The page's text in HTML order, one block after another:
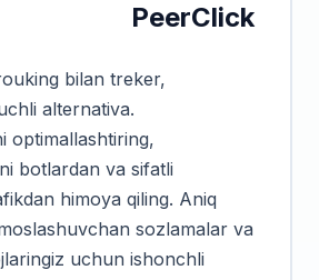
PeerClick
bilan treker,
alternativa.
optimallashtiring,
botlardan va sifatli
himoya qiling. Aniq
sozlamalar va
uchun ishonchli